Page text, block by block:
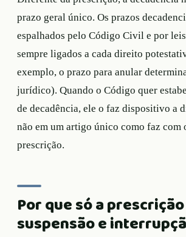
prazo geral único. Os prazos
espalhados pelo Código Civil e por
sempre ligados a cada direito
exemplo, o prazo para anular
jurídico). Quando o Código quer
de decadência, ele o faz dispositivo a
não em um artigo único como faz com
prescrição.
Por que só a
suspensão e